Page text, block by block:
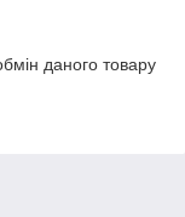
даного товару